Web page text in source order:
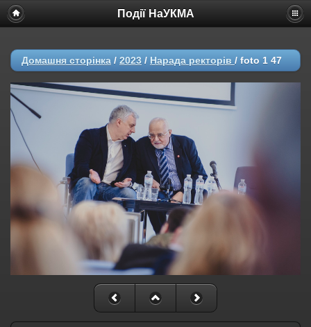
Події НаУКМА
Домашня сторінка / 2023 / Нарада ректорів / foto 1 47